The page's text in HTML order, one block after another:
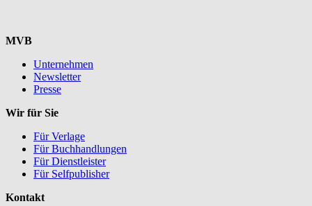
MVB
Unternehmen
Newsletter
Presse
Wir für Sie
Für Verlage
Für Buchhandlungen
Für Dienstleister
Für Selfpublisher
Kontakt